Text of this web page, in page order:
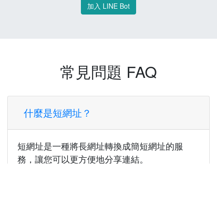
加入 LINE Bot
常見問題 FAQ
什麼是短網址？
短網址是一種將長網址轉換成簡短網址的服
務，讓您可以更方便地分享連結。